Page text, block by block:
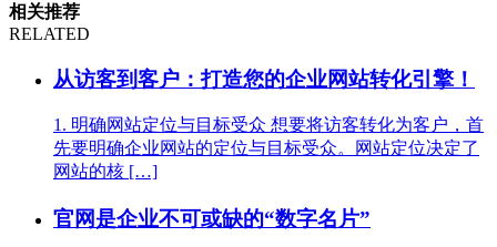
相关推荐
RELATED
从访客到客户：打造您的企业网站转化引擎！
1. 明确网站定位与目标受众 想要将访客转化为客户，首
先要明确企业网站的定位与目标受众。网站定位决定了
网站的核 […]
官网是企业不可或缺的“数字名片”